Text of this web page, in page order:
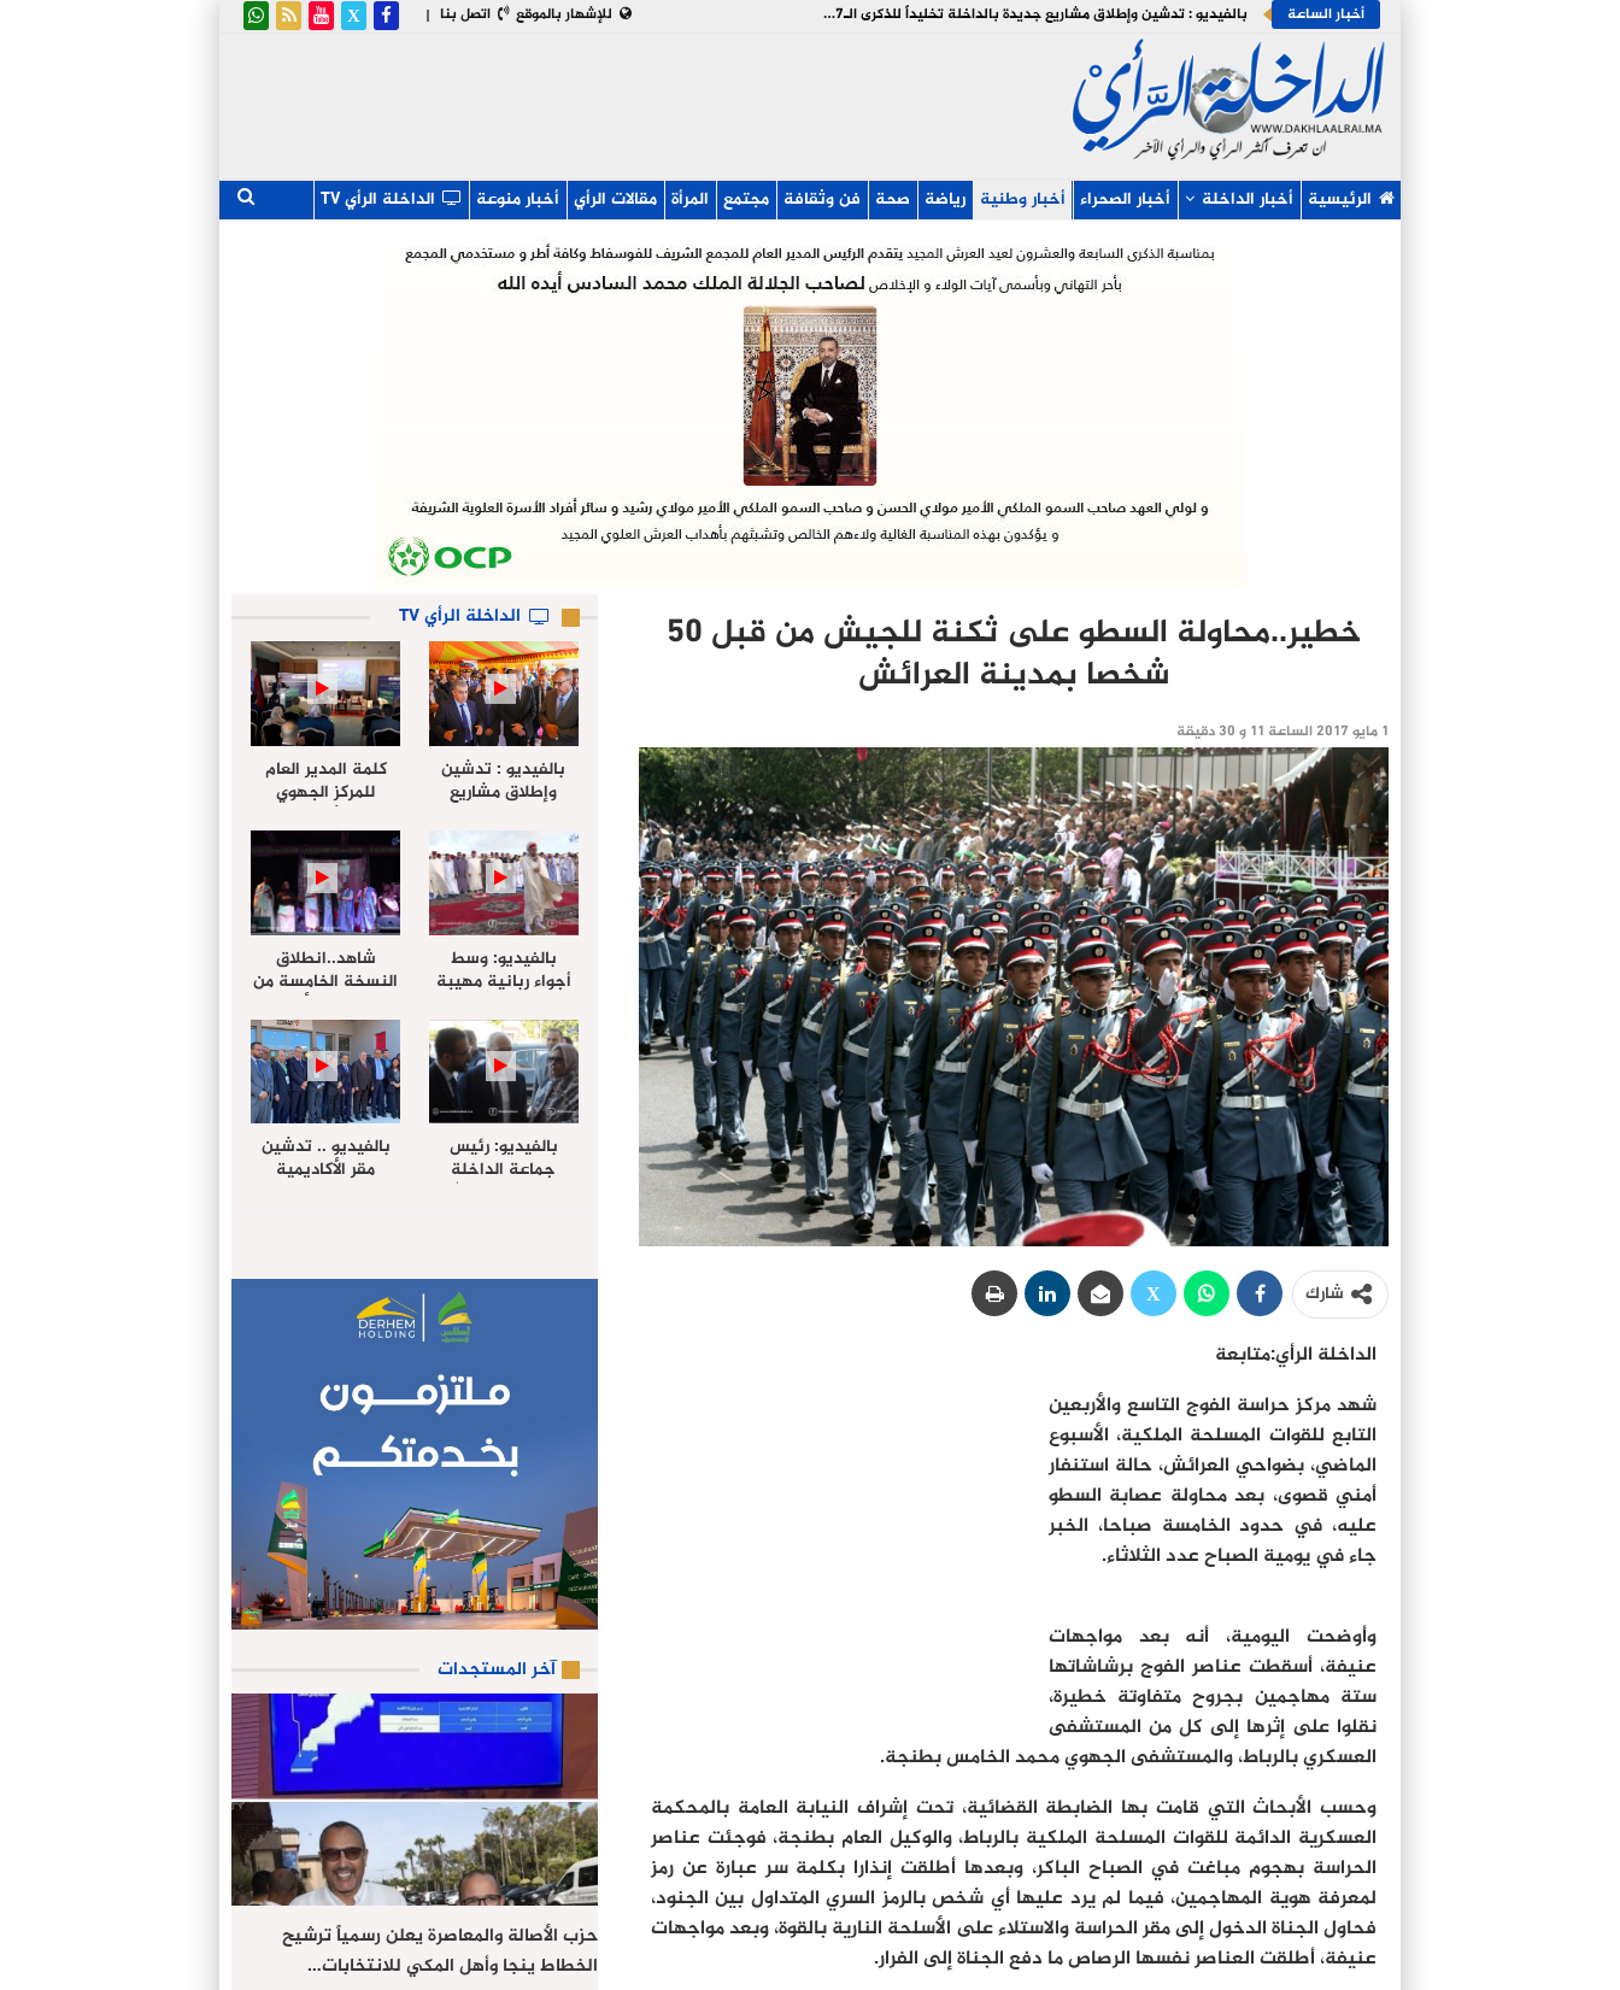
| اتصل بنا للإشهار بالموقع أخبار الساعة بالفيديو : تدشين وإطلاق مشاريع جديدة بالداخلة تخليداً للذكرى الـ27 لعيد العرش
الرئيسية أخبار الداخلة أخبار الصحراء أخبار وطنية رياضة صحة فن وثقافة مجتمع المرأة مقالات الرأي أخبار منوعة الداخلة الرأي TV
خطير..محاولة السطو على ثكنة للجيش من قبل 50
شخصا بمدينة العرائش
1 مايو 2017 الساعة 11 و 30 دقيقة
شارك
الداخلة الرأي:متابعة
شهد مركز حراسة الفوج التاسع والأربعين
التابع للقوات المسلحة الملكية، الأسبوع
الماضي، بضواحي العرائش، حالة استنفار
أمني قصوى، بعد محاولة عصابة السطو
عليه، في حدود الخامسة صباحا، الخبر
جاء في يومية الصباح عدد الثلاثاء.
وأوضحت اليومية، أنه بعد مواجهات
عنيفة، أسقطت عناصر الفوج برشاشاتها
ستة مهاجمين بجروح متفاوتة خطيرة،
نقلوا على إثرها إلى كل من المستشفى
العسكري بالرباط، والمستشفى الجهوي محمد الخامس بطنجة.
وحسب الأبحاث التي قامت بها الضابطة القضائية، تحت إشراف النيابة العامة بالمحكمة
العسكرية الدائمة للقوات المسلحة الملكية بالرباط، والوكيل العام بطنجة، فوجئت عناصر
الحراسة بهجوم مباغت في الصباح الباكر، وبعدها أطلقت إنذارا بكلمة سر عبارة عن رمز
لمعرفة هوية المهاجمين، فيما لم يرد عليها أي شخص بالرمز السري المتداول بين الجنود،
فحاول الجناة الدخول إلى مقر الحراسة والاستلاء على الأسلحة النارية بالقوة، وبعد مواجهات
عنيفة، أطلقت العناصر نفسها الرصاص ما دفع الجناة إلى الفرار.
الداخلة الرأي TV
بالفيديو : تدشين
وإطلاق مشاريع
لعيد العرش
كلمة المدير العام
للمركز الجهوي
للإستثمار خلال
أشغال لإجتماع
التقييمي للجنة
الجهوية الموحد
لإستثمار بجهة
الداخلة…
بالفيديو: وسط
أجواء ربانية مهيبة
علي خليل ” يؤدي
صلاة عيد الفطر مع
جموع المصلين
شاهد..انطلاق
النسخة الخامسة من
مهرجان “الأمداح
النبوية” المنظم من
طرف مجلس جهة
الداخلة وادي الذهب
بالفيديو: رئيس
جماعة الداخلة
الراغب حرمة الله
الامريكية
بالفيديو .. تدشين
مقر الأكاديمية
آخر المستجدات
حزب الأصالة والمعاصرة يعلن رسمياً ترشيح
الخطاط ينجا وأهل المكي للانتخابات…